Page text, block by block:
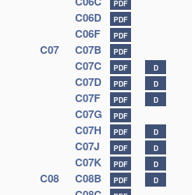
PDF
C06D PDF
C06F PDF
C07 C07B PDF
C07C PDF D
C07D PDF D
C07F PDF D
C07G PDF
C07H PDF D
C07J PDF D
C07K PDF D
C08 C08B PDF D